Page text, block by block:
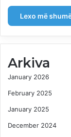
Lexo më
Arkiva
January 2026
February 2025
January 2025
December 2024